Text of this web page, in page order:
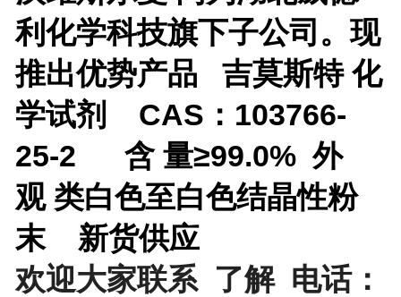
利化学科技旗下子公司。现
推出优势产品
吉莫斯特 化
学试剂 CAS：103766-
25-2 含 量≥99.0% 外
观 类白色至白色结晶性粉
末 新货供应
欢迎大家联系 了解 电话：